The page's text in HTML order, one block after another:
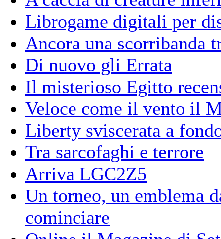
Librogame digitali per
Ancora una scorribanda
Di nuovo gli Errata
Il misterioso Egitto
Veloce come il vento il
Liberty sviscerata a
Tra sarcofaghi e terrore
Arriva LGC2Z5
Un torneo, un emblema
cominciare